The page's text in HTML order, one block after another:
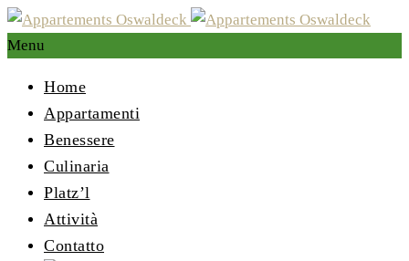
Menu
Home
Appartamenti
Benessere
Culinaria
Platz’l
Attività
Contatto